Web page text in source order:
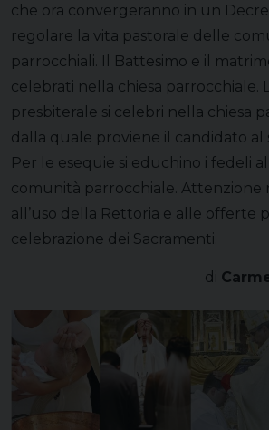
che ora convergeranno in un
regolare la vita pastorale delle
parrocchiali. Il Battesimo e il
celebrati nella chiesa parrocchiale.
presbiterale si celebri nella chiesa
dalla quale proviene il candidato al
Per le esequie si educhino i fedeli
comunità parrocchiale. Attenzione
all’uso della Rettoria e alle offerte
celebrazione dei Sacramenti.
di